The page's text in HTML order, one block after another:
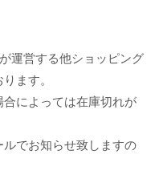
運営する他ショッピング
ます。
によっては在庫切れが
でお知らせ致しますの